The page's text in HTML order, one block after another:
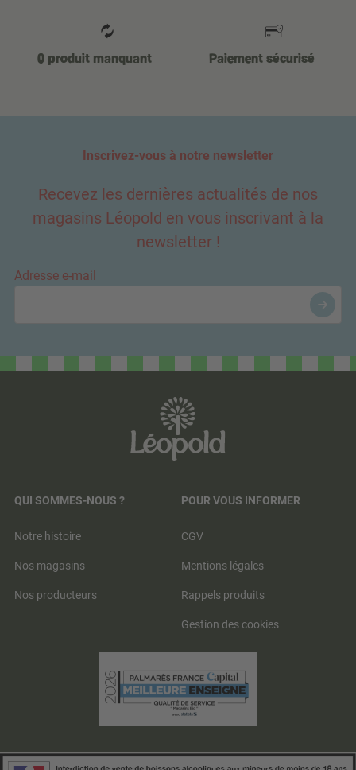
0 produit manquant Paiement sécurisé
Inscrivez-vous à notre newsletter
Recevez les dernières actualités de nos
magasins Léopold en vous inscrivant à la
newsletter !
Adresse e-mail
QUI SOMMES-NOUS ?
Notre histoire
Nos magasins
Nos producteurs
POUR VOUS INFORMER
CGV
Mentions légales
Rappels produits
Gestion des cookies